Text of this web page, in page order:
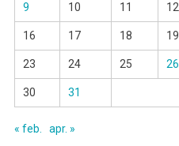
9 10 11 12
16 17 18 19
23 24 25 26
30 31
« feb. apr. »